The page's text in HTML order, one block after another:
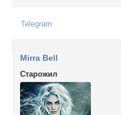
Telegram
Mirra Bell
Cтарожил